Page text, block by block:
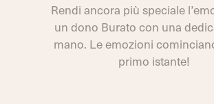
Rendi ancora più speciale
un dono Burato con una
mano. Le emozioni
primo istante!